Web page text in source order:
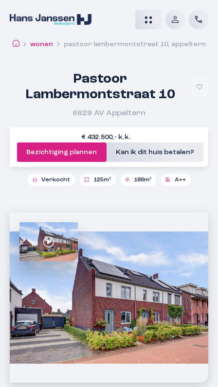
wonen pastoor lambermontstraat 10, appeltern
Pastoor
Lambermontstraat 10
6629 AV Appeltern
€ 432.500,- k.k.
Bezichtiging plannen Kan ik dit huis betalen?
Verkocht 125m² 186m² A++